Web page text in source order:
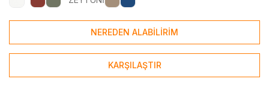
NEREDEN ALABİLİRİM
KARŞILAŞTIR